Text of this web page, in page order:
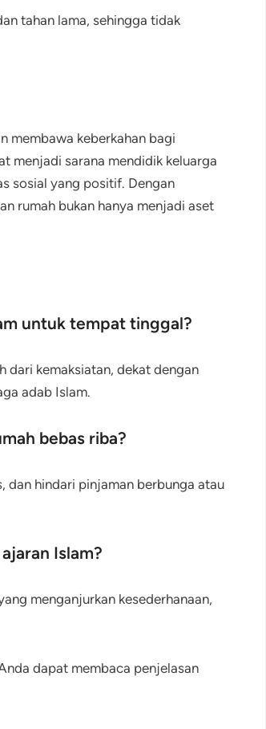
tahan lama, sehingga tidak
membawa keberkahan bagi
menjadi sarana mendidik keluarga
sosial yang positif. Dengan
rumah bukan hanya menjadi aset
untuk tempat tinggal?
dari kemaksiatan, dekat dengan
adab Islam.
bebas riba?
dan hindari pinjaman berbunga atau
Islam?
menganjurkan kesederhanaan,
dapat membaca penjelasan